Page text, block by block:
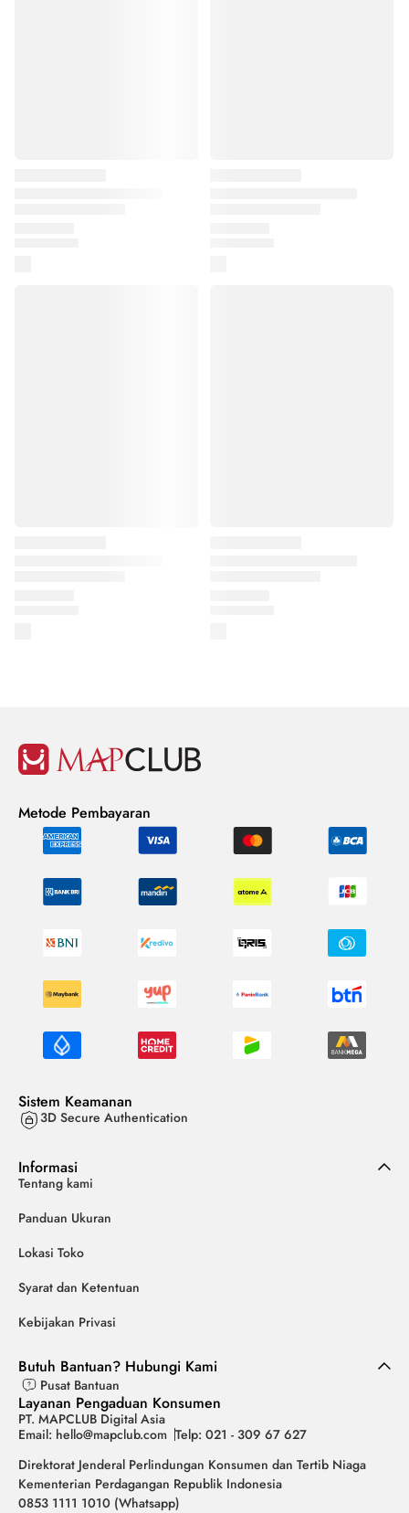
Metode Pembayaran
Sistem Keamanan
3D Secure Authentication
Informasi
Tentang kami
Panduan Ukuran
Lokasi Toko
Syarat dan Ketentuan
Kebijakan Privasi
Butuh Bantuan? Hubungi Kami
Pusat Bantuan
Layanan Pengaduan Konsumen
PT. MAPCLUB Digital Asia
Email: hello@mapclub.com Telp: 021 - 309 67 627
Direktorat Jenderal Perlindungan Konsumen dan Tertib Niaga
Kementerian Perdagangan Republik Indonesia
0853 1111 1010 (Whatsapp)